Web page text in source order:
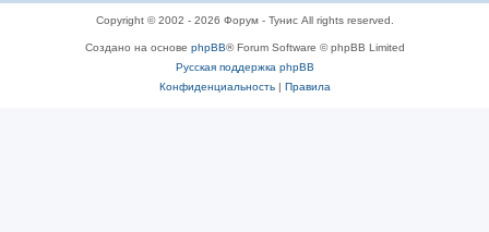
Copyright © 2002 - 2026 Форум - Тунис All rights reserved.
Создано на основе phpBB® Forum Software © phpBB Limited
Русская поддержка phpBB
Конфиденциальность| Правила